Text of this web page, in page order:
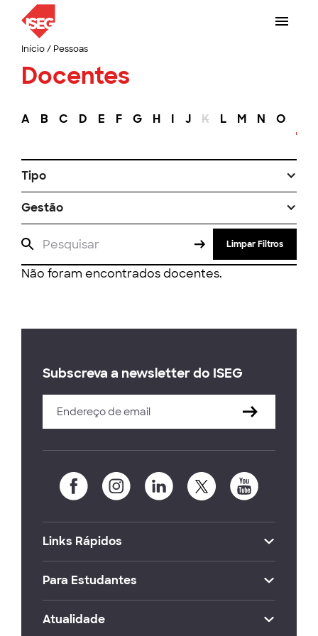
Início/ Pessoas
Docentes
A B C D E F G H I J K L M N O
Tipo
Gestão
Limpar Filtros
Não foram encontrados docentes.
Subscreva a newsletter do ISEG
Links Rápidos
Para Estudantes
Atualidade